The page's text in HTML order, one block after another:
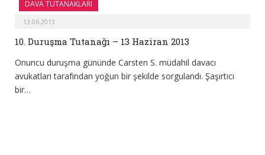
DAVA TUTANAKLARI
13.06.2013
10. Duruşma Tutanağı – 13 Haziran 2013
Onuncu duruşma gününde Carsten S. müdahil davacı
avukatları tarafından yoğun bir şekilde sorgulandı. Şaşırtıcı
bir…